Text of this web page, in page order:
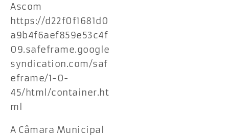
Ascom
https://d22f0f1681d0
a9b4f6aef859e53c4f
09.safeframe.google
syndication.com/saf
eframe/1-0-
45/html/container.ht
ml
A Câmara Municipal